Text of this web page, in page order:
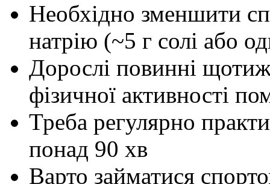
Необхідно зменшити
натрію (~5 г солі або
Дорослі повинні
фізичної активності
Треба регулярно
понад 90 хв
Варто займатися